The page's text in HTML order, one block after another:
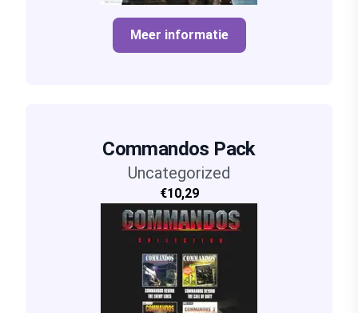
Meer informatie
Commandos Pack
Uncategorized
€10,29